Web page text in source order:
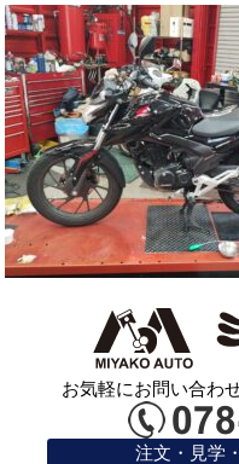
お気軽にお問い合わ
注文・見学